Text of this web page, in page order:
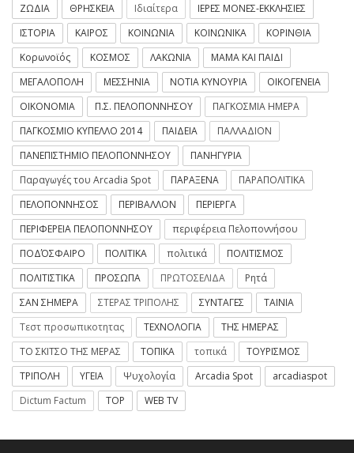
ΖΩΔΙΑ
ΘΡΗΣΚΕΙΑ Ιδιαίτερα
ΙΕΡΕΣ ΜΟΝΕΣ-ΕΚΚΛΗΣΙΕΣ
ΙΣΤΟΡΙΑ
ΚΑΙΡΟΣ ΚΟΙΝΩΝΙΑ ΚΟΙΝΩΝΙΚΑ
ΚΟΡΙΝΘΙΑ
Κορωνοϊός
ΚΟΣΜΟΣ ΛΑΚΩΝΙΑ
ΜΑΜΑ ΚΑΙ ΠΑΙΔΙ
ΜΕΓΑΛΟΠΟΛΗ
ΜΕΣΣΗΝΙΑ ΝΟΤΙΑ ΚΥΝΟΥΡΙΑ
ΟΙΚΟΓΕΝΕΙΑ
ΟΙΚΟΝΟΜΙΑ
Π.Σ. ΠΕΛΟΠΟΝΝΗΣΟΥ
ΠΑΓΚΟΣΜΙΑ ΗΜΕΡΑ
ΠΑΓΚΟΣΜΙΟ ΚΥΠΕΛΛΟ 2014
ΠΑΙΔΕΙΑ
ΠΑΛΛΑΔΙΟΝ
ΠΑΝΕΠΙΣΤΗΜΙΟ ΠΕΛΟΠΟΝΝΗΣΟΥ
ΠΑΝΗΓΥΡΙΑ
Παραγωγές του Arcadia Spot
ΠΑΡΑΞΕΝΑ
ΠΑΡΑΠΟΛΙΤΙΚΑ
ΠΕΛΟΠΟΝΝΗΣΟΣ
ΠΕΡΙΒΑΛΛΟΝ
ΠΕΡΙΕΡΓΑ
ΠΕΡΙΦΕΡΕΙΑ ΠΕΛΟΠΟΝΝΗΣΟΥ
περιφέρεια Πελοποννήσου
ΠΟΔΌΣΦΑΙΡΟ
ΠΟΛΙΤΙΚΑ πολιτικά
ΠΟΛΙΤΙΣΜΟΣ
ΠΟΛΙΤΙΣΤΙΚΑ
ΠΡΟΣΩΠΑ ΠΡΩΤΟΣΕΛΙΔΑ
Ρητά
ΣΑΝ ΣΗΜΕΡΑ
ΣΤΕΡΑΣ ΤΡΙΠΟΛΗΣ ΣΥΝΤΑΓΕΣ
ΤΑΙΝΙΑ
Τεστ προσωπικοτητας
ΤΕΧΝΟΛΟΓΙΑ
ΤΗΣ ΗΜΕΡΑΣ
ΤΟ ΣΚΙΤΣΟ ΤΗΣ ΜΕΡΑΣ
ΤΟΠΙΚΑ τοπικά
ΤΟΥΡΙΣΜΟΣ
ΤΡΙΠΟΛΗ
ΥΓΕΙΑ Ψυχολογία Arcadia Spot
arcadiaspot
Dictum Factum
TOP WEB TV